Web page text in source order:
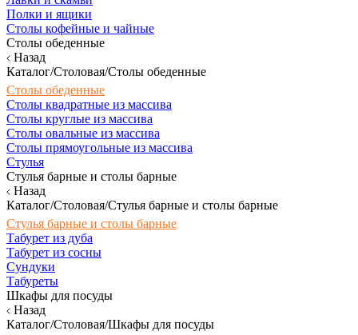
Полки и ящики
Столы кофейные и чайные
Столы обеденные
Назад
Каталог/Столовая/Столы обеденные
Столы обеденные
Столы квадратные из массива
Столы круглые из массива
Столы овальные из массива
Столы прямоугольные из массива
Стулья
Стулья барные и столы барные
Назад
Каталог/Столовая/Стулья барные и столы барные
Стулья барные и столы барные
Табурет из дуба
Табурет из сосны
Сундуки
Табуреты
Шкафы для посуды
Назад
Каталог/Столовая/Шкафы для посуды